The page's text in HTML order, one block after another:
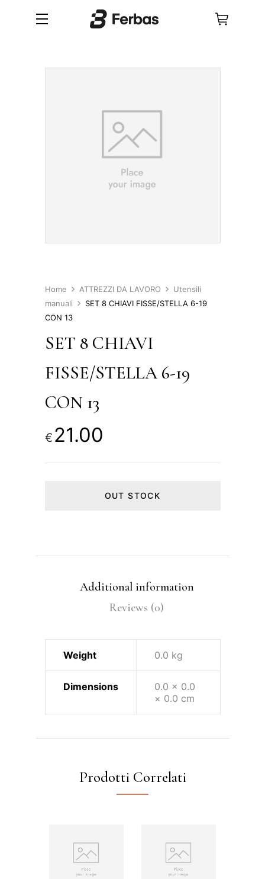
Home ATTREZZI DA LAVORO
Utensili
manuali
SET 8 CHIAVI FISSE/STELLA 6-19
CON 13
SET 8 CHIAVI
FISSE/STELLA 6-19
CON 13
€ 21.00
OUT STOCK
Additional information
Reviews (0)
Weight 0.0 kg
Dimensions
0.0 × 0.0
× 0.0 cm
Prodotti Correlati